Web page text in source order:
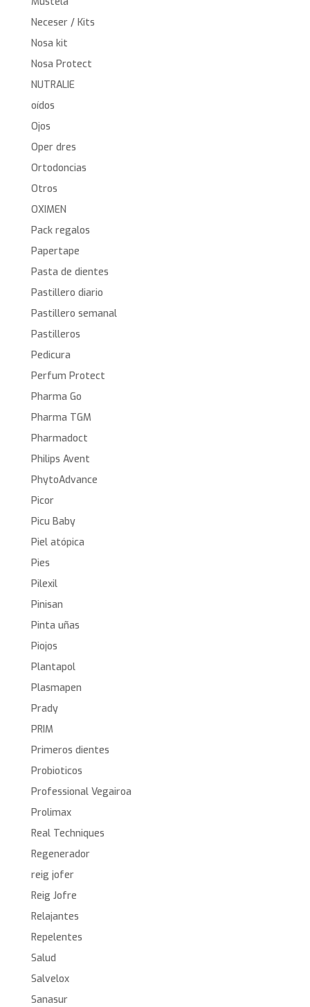
Neceser / Kits
Nosa kit
Nosa Protect
NUTRALIE
oídos
Ojos
Oper dres
Ortodoncias
Otros
OXIMEN
Pack regalos
Papertape
Pasta de dientes
Pastillero diario
Pastillero semanal
Pastilleros
Pedicura
Perfum Protect
Pharma Go
Pharma TGM
Pharmadoct
Philips Avent
PhytoAdvance
Picor
Picu Baby
Piel atópica
Pies
Pilexil
Pinisan
Pinta uñas
Piojos
Plantapol
Plasmapen
Prady
PRIM
Primeros dientes
Probioticos
Professional Vegairoa
Prolimax
Real Techniques
Regenerador
reig jofer
Reig Jofre
Relajantes
Repelentes
Salud
Salvelox
Sanasur